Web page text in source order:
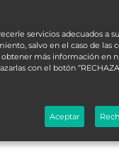
servicios adecuados a
salvo en el caso de las
más información en
con el botón
Aceptar